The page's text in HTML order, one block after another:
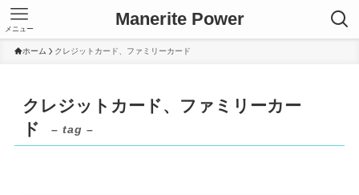
Manerite Power
メニュー
ホーム クレジットカード、ファミリーカード
クレジットカード、ファミリーカー
ド
– tag –